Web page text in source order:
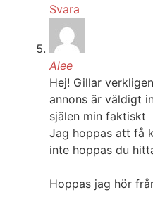
Svara
Alee
Hej! Gillar
annons är väldigt
själen min faktiskt
Jag hoppas att få
inte hoppas du
Hoppas jag hör